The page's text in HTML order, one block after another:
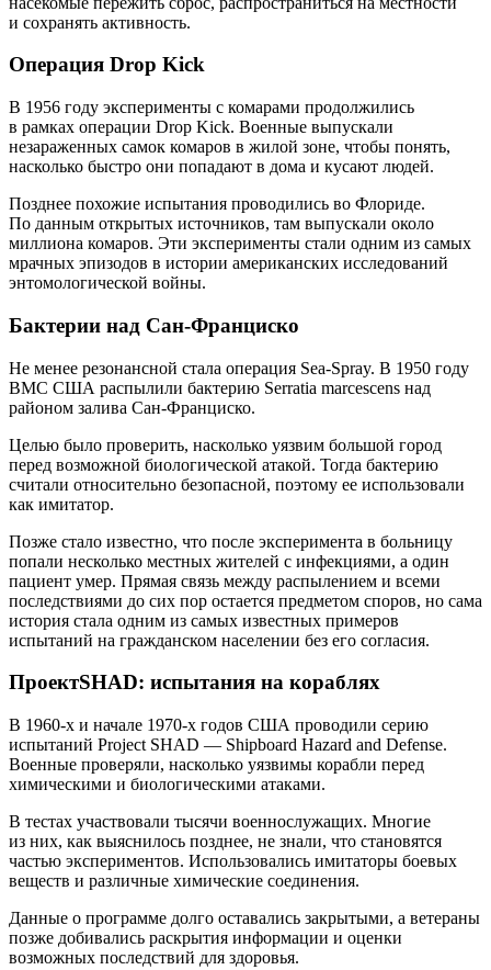
и сохранять активность.
Операция Drop Kick
В 1956 году эксперименты с комарами продолжились
в рамках операции Drop Kick. Военные выпускали
незараженных самок комаров в жилой зоне, чтобы понять,
насколько быстро они попадают в дома и кусают людей.
Позднее похожие испытания проводились во Флориде.
По данным открытых источников, там выпускали около
миллиона комаров. Эти эксперименты стали одним из самых
мрачных эпизодов в истории американских исследований
энтомологической войны.
Бактерии над Сан-Франциско
Не менее резонансной стала операция Sea-Spray. В 1950 году
ВМС США распылили бактерию Serratia marcescens над
районом залива Сан-Франциско.
Целью было проверить, насколько уязвим большой город
перед возможной биологической атакой. Тогда бактерию
считали относительно безопасной, поэтому ее использовали
как имитатор.
Позже стало известно, что после эксперимента в больницу
попали несколько местных жителей с инфекциями, а один
пациент умер. Прямая связь между распылением и всеми
последствиями до сих пор остается предметом споров, но сама
история стала одним из самых известных примеров
испытаний на гражданском населении без его согласия.
ПроектSHAD: испытания на кораблях
В 1960-х и начале 1970-х годов США проводили серию
испытаний Project SHAD — Shipboard Hazard and Defense.
Военные проверяли, насколько уязвимы корабли перед
химическими и биологическими атаками.
В тестах участвовали тысячи военнослужащих. Многие
из них, как выяснилось позднее, не знали, что становятся
частью экспериментов. Использовались имитаторы боевых
веществ и различные химические соединения.
Данные о программе долго оставались закрытыми, а ветераны
позже добивались раскрытия информации и оценки
возможных последствий для здоровья.